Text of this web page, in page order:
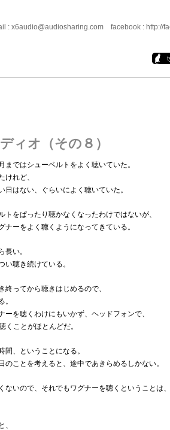
: x6audio@audiosharing.com facebook : http://
ィオ（その８）
まではシューベルトをよく聴いていた。
けれど、
日はない、ぐらいによく聴いていた。
トをぱったり聴かなくなったわけではないが、
ナーをよく聴くようになってきている。
長い。
い聴き続けている。
ってから聴きはじめるので、
。
ーを聴くわけにもいかず、ヘッドフォンで、
くことがほとんどだ。
間、ということになる。
のことを考えると、途中であきらめるしかない。
ないので、それでもワグナーを聴くということは、
、